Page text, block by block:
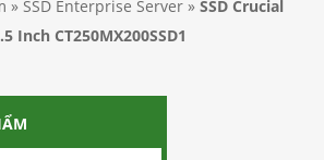
»SSD Enterprise Server »SSD Crucial
Inch CT250MX200SSD1